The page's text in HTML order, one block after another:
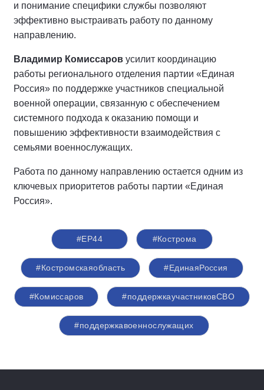
и понимание специфики службы позволяют
эффективно выстраивать работу по данному
направлению.
Владимир Комиссаров усилит координацию
работы регионального отделения партии «Единая
Россия» по поддержке участников специальной
военной операции, связанную с обеспечением
системного подхода к оказанию помощи и
повышению эффективности взаимодействия с
семьями военнослужащих.
Работа по данному направлению остается одним из
ключевых приоритетов работы партии «Единая
Россия».
#ЕР44 #Кострома
#Костромскаяобласть #‎ЕдинаяРоссия
#Комиссаров #поддержкаучастниковСВО
#поддержкавоеннослужащих